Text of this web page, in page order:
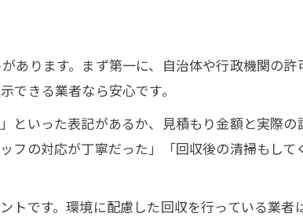
片付けが可能な理由とは
を解消するポイント
ある料金トラブルの回避法
用品回収サービスの魅力
料金と不用品回収の違い
が追加されるケースと対策
あります。まず第一に、自治体や行政機関の
できる業者なら安心です。
といった表記があるか、見積もり金額と実際
フの対応が丁寧だった」「回収後の清掃もし
です。環境に配慮した回収を行っている業者